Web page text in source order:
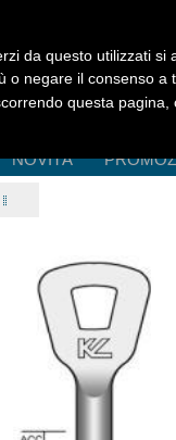
NOVITÀ
da questo utilizzati
o negare il consenso a
questa